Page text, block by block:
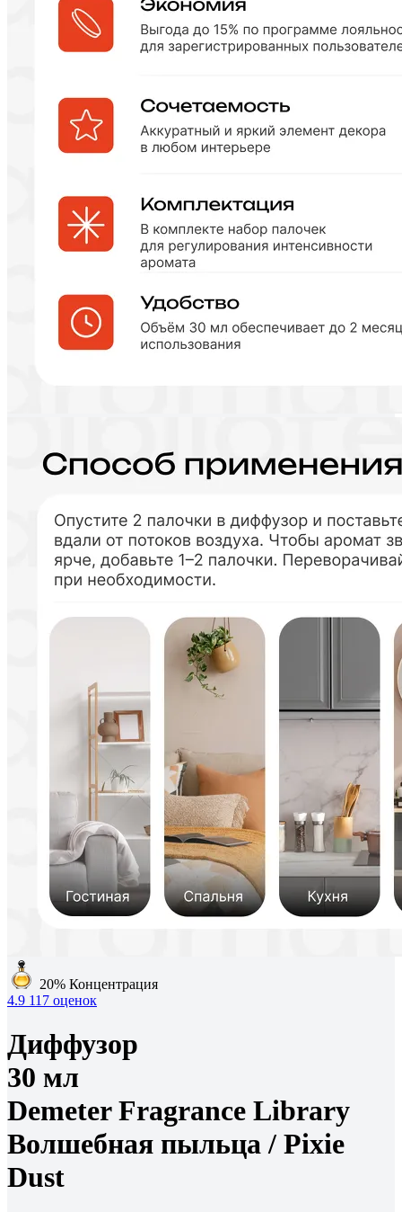
20% Концентрация
4.9 117 оценок
Диффузор
30 мл
Demeter Fragrance Library
Волшебная пыльца / Pixie
Dust